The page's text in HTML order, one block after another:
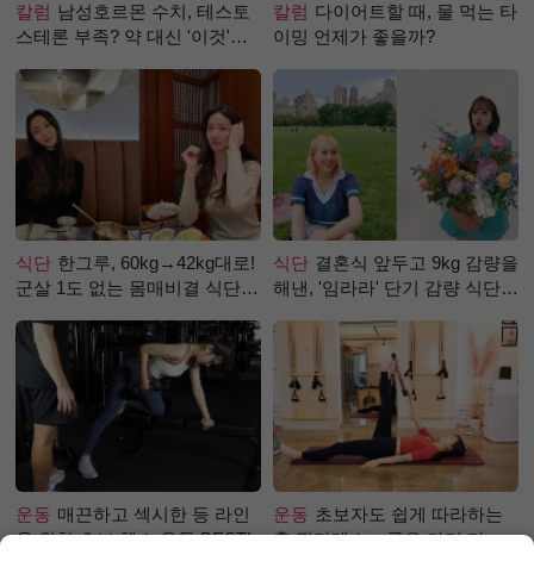
칼럼 남성호르몬 수치, 테스토
스테론 부족? 약 대신 '이것'으
칼럼 다이어트할 때, 물 먹는 타
이밍 언제가 좋을까?
식단 한그루, 60kg→42kg대로!
군살 1도 없는 몸매비결 식단
식단 결혼식 앞두고 9kg 감량을
해낸, '임라라' 단기 감량 식단
운동 매끈하고 섹시한 등 라인
을 위한 초보 헬스 운동 BEST!
운동 초보자도 쉽게 따라하는
홈 필라테스 – 곧은 다리 라인